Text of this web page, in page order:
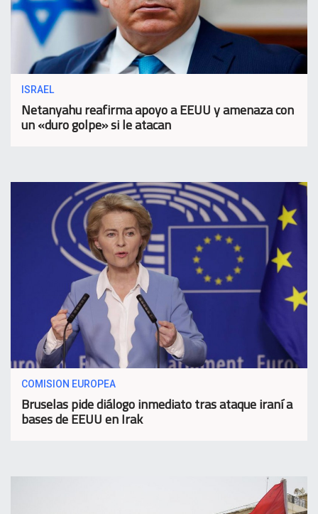
ISRAEL
Netanyahu reafirma apoyo a EEUU y amenaza con
un «duro golpe» si le atacan
COMISION EUROPEA
Bruselas pide diálogo inmediato tras ataque iraní a
bases de EEUU en Irak